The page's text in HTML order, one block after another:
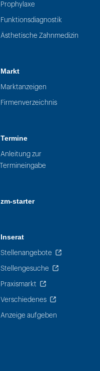
Prophylaxe
Funktionsdiagnostik
Ästhetische Zahnmedizin
Markt
Marktanzeigen
Firmenverzeichnis
Termine
Anleitung zur
Termineingabe
zm-starter
Inserat
Stellenangebote
Stellengesuche
Praxismarkt
Verschiedenes
Anzeige aufgeben